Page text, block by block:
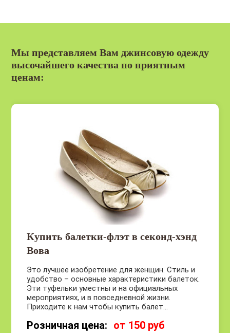
Мы представляем Вам джинсовую одежду
высочайшего качества по приятным
ценам:
Купить балетки-флэт в секонд-хэнд
Вова
Это лучшее изобретение для женщин. Стиль и
удобство – основные характеристики балеток.
Эти туфельки уместны и на официальных
мероприятиях, и в повседневной жизни.
Приходите к нам чтобы купить балет...
Розничная цена: от 150 руб